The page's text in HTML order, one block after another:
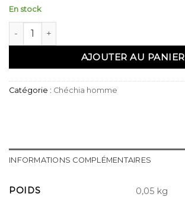
En stock
quantité de Chechia avec bande noire
AJOUTER AU PANIER
Catégorie : Chéchia homme
INFORMATIONS COMPLÉMENTAIRES
POIDS 0,05 kg